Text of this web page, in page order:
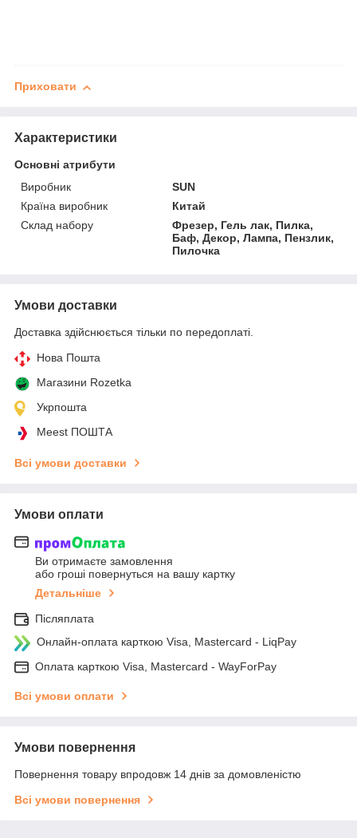
Приховати
Характеристики
Основні атрибути
Виробник
SUN
Країна виробник
Китай
Склад набору
Фрезер, Гель лак, Пилка,
Баф, Декор, Лампа, Пензлик,
Пилочка
Умови доставки
Доставка здійснюється тільки по передоплаті.
Нова Пошта
Магазини Rozetka
Укрпошта
Meest ПОШТА
Всі умови доставки
Умови оплати
Ви отримаєте замовлення
або гроші повернуться на вашу картку
Детальніше
Післяплата
Онлайн-оплата карткою Visa, Mastercard - LiqPay
Оплата карткою Visa, Mastercard - WayForPay
Всі умови оплати
Умови повернення
Повернення товару впродовж 14 днів за домовленістю
Всі умови повернення